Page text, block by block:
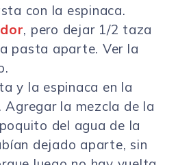
con la espinaca.
, pero dejar 1/2 taza
pasta aparte. Ver la
y la espinaca en la
la mezcla de la
del agua de la
dejado aparte, sin